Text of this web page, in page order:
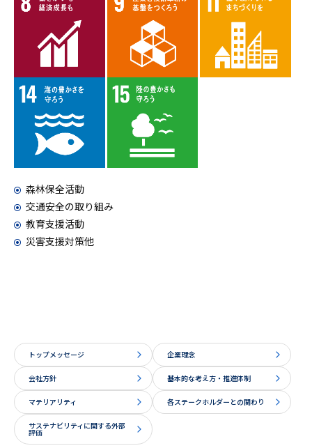
森林保全活動
交通安全の取り組み
教育支援活動
災害支援対策他
トップメッセージ 企業理念
会社方針 基本的な考え方・推進体制
マテリアリティ 各ステークホルダーとの関わり
サステナビリティに関する外部
評価